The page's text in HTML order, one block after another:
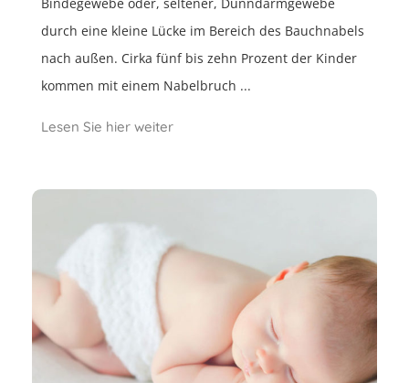
Bindegewebe oder, seltener, Dünndarmgewebe
durch eine kleine Lücke im Bereich des Bauchnabels
nach außen. Cirka fünf bis zehn Prozent der Kinder
kommen mit einem Nabelbruch ...
Lesen Sie hier weiter